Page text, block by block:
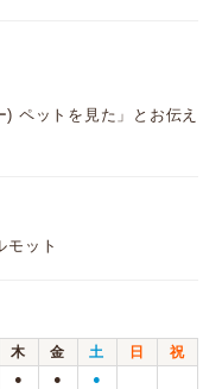
ペットを見た」とお伝え
ット
木 金 土 日
祝
● ● ●